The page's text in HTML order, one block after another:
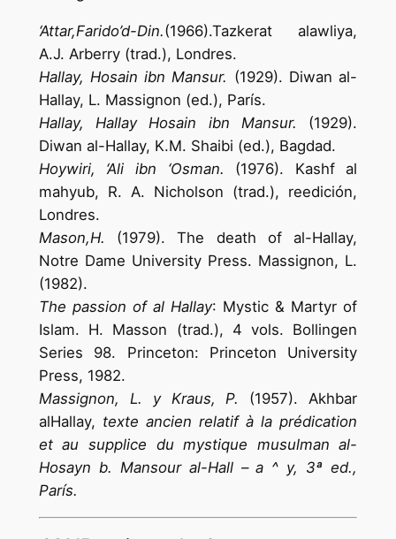
‘Attar,Farido’d-Din.(1966).Tazkerat alawliya,
A.J. Arberry (trad.), Londres.
Hallay, Hosain ibn Mansur. (1929). Diwan al-
Hallay, L. Massignon (ed.), París.
Hallay, Hallay Hosain ibn Mansur. (1929).
Diwan al-Hallay, K.M. Shaibi (ed.), Bagdad.
Hoywiri, ‘Ali ibn ‘Osman. (1976). Kashf al
mahyub, R. A. Nicholson (trad.), reedición,
Londres.
Mason,H. (1979). The death of al-Hallay,
Notre Dame University Press. Massignon, L.
(1982).
The passion of al Hallay: Mystic & Martyr of
Islam. H. Masson (trad.), 4 vols. Bollingen
Series 98. Princeton: Princeton University
Press, 1982.
Massignon, L. y Kraus, P.
(1957). Akhbar
alHallay, texte ancien relatif à la prédication
et au supplice du mystique musulman al-
Hosayn b. Mansour al-Hall – a ^ y, 3ª ed.,
París.